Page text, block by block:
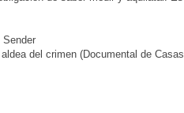
Sender
del crimen (Documental de